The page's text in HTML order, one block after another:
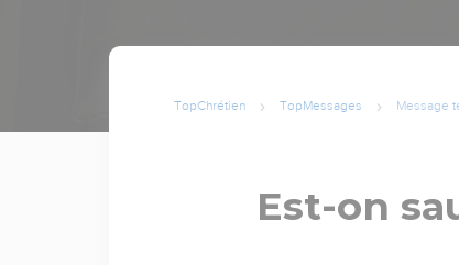
TopChrétien TopMessages Message
Est-on